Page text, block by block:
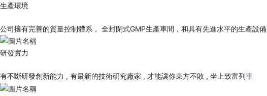
生產環境
公司擁有完善的質量控制體系， 全封閉式GMP生產車間，和具有先進水平的生產設備
研發實力
有不斷研發創新能力 , 有最新的技術研究廠家 , 才能讓你東方不敗 , 坐上致富列車